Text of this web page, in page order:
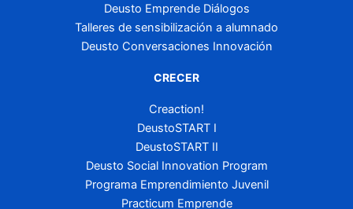
Deusto Emprende Diálogos
Talleres de sensibilización a alumnado
Deusto Conversaciones Innovación
CRECER
Creaction!
DeustoSTART I
DeustoSTART II
Deusto Social Innovation Program
Programa Emprendimiento Juvenil
Practicum Emprende